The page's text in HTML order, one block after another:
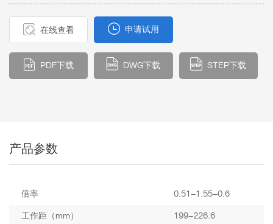
在线查看 申请试用
PDF下载 DWG下载 STEP下载
产品参数
倍率 0.51-1.55-0.6
工作距（mm） 199-226.6